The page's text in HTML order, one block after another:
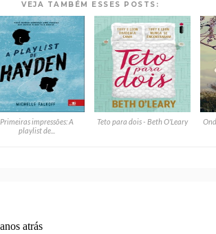
VEJA TAMBÉM ESSES POSTS:
Primeiras impressões: A
playlist de...
Teto para dois - Beth O'Leary